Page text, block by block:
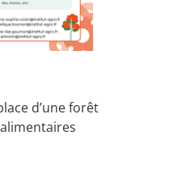
d’une forêt